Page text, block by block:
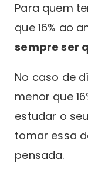
Para quem
que 16% ao
sempre ser
No caso de
menor que
estudar o
tomar essa
pensada.